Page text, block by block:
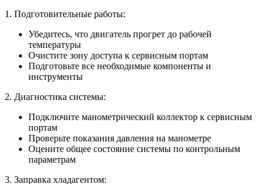
1. Подготовительные работы:
Убедитесь, что двигатель прогрет до рабочей
температуры
Очистите зону доступа к сервисным портам
Подготовьте все необходимые компоненты и
инструменты
2. Диагностика системы:
Подключите манометрический коллектор к сервисным
портам
Проверьте показания давления на манометре
Оцените общее состояние системы по контрольным
параметрам
3. Заправка хладагентом: